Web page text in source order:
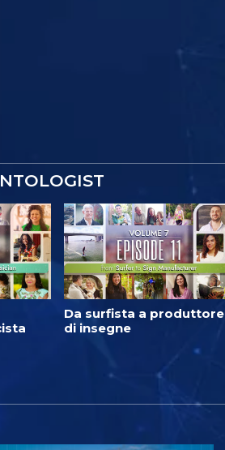
Da surfista a produttore
di insegne